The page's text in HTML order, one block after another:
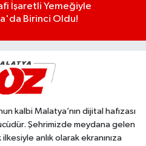
İşaretli Yemeğiyle
Birinci Oldu!
kalbi Malatya’nın dijital hafızası
Şehrimizde meydana gelen
anlık olarak ekranınıza